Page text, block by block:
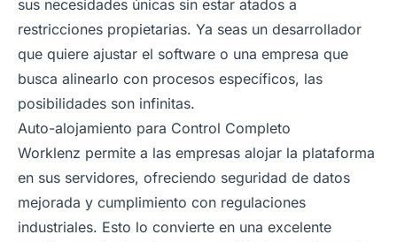
sus necesidades únicas sin estar atados a
restricciones propietarias. Ya seas un desarrollador
que quiere ajustar el software o una empresa que
busca alinearlo con procesos específicos, las
posibilidades son infinitas.
Auto-alojamiento para Control Completo
Worklenz permite a las empresas alojar la plataforma
en sus servidores, ofreciendo seguridad de datos
mejorada y cumplimiento con regulaciones
industriales. Esto lo convierte en una excelente